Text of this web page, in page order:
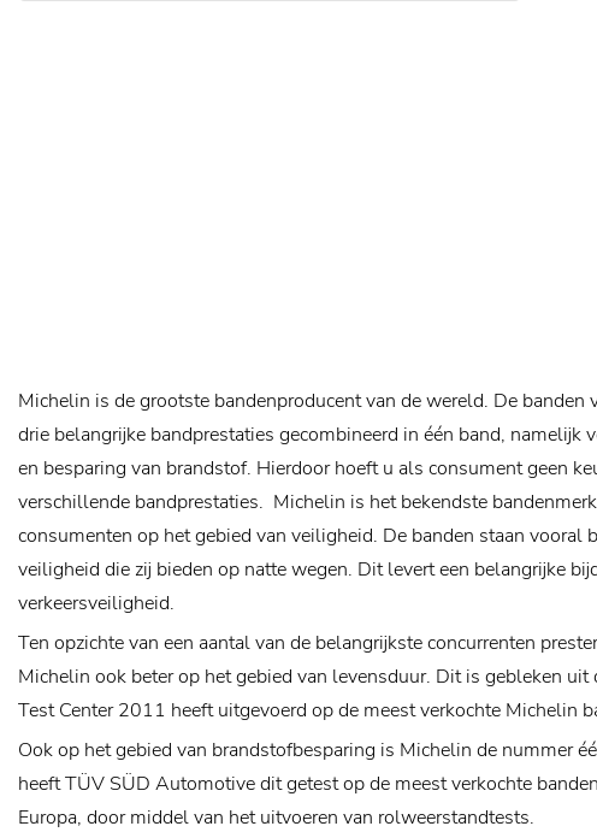
Michelin is de grootste bandenproducent van de wereld. De banden
drie belangrijke bandprestaties gecombineerd in één band, namelijk
en besparing van brandstof. Hierdoor hoeft u als consument geen
verschillende bandprestaties. Michelin is het bekendste
consumenten op het gebied van veiligheid. De banden staan vooral
veiligheid die zij bieden op natte wegen. Dit levert een belangrijke
verkeersveiligheid.
Ten opzichte van een aantal van de belangrijkste concurrenten
Michelin ook beter op het gebied van levensduur. Dit is gebleken uit
Test Center 2011 heeft uitgevoerd op de meest verkochte Michelin
Ook op het gebied van brandstofbesparing is Michelin de nummer
heeft TÜV SÜD Automotive dit getest op de meest verkochte
Europa, door middel van het uitvoeren van rolweerstandtests.